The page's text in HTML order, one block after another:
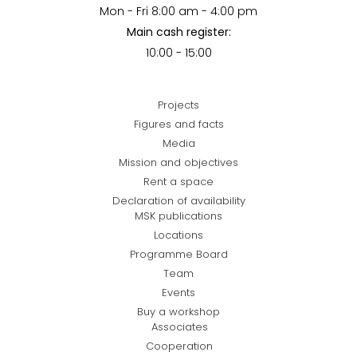
Mon - Fri 8:00 am - 4:00 pm
Main cash register:
10:00 - 15:00
Projects
Figures and facts
Media
Mission and objectives
Rent a space
Declaration of availability
MSK publications
Locations
Programme Board
Team
Events
Buy a workshop
Associates
Cooperation